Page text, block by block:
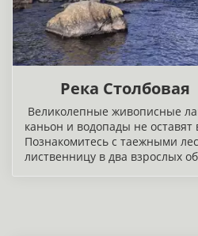
Река Столбовая
Великолепные живописные
каньон и водопады не
Познакомитесь с таежными
лиственницу в два взрослых